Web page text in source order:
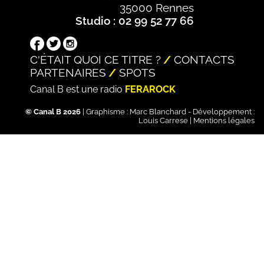
35000 Rennes
Studio : 02 99 52 77 66
C'ÉTAIT QUOI CE TITRE ?
CONTACTS
PARTENAIRES
SPOTS
Canal B est une radio FERAROCK
© Canal B 2026 | Graphisme : Marc Blanchard - Développement :
Louis Carrese
Mentions légales